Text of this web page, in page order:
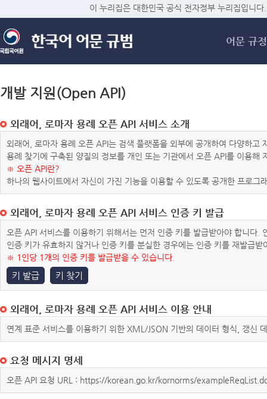
메
이 누리집은 대한민국 공식 전자정부 누리집입니다.
어문 규정
개발 지원(Open API)
외래어, 로마자 용례 오픈 API 서비스 소개
외래어, 로마자 용례 오픈 API는 검색 플랫폼을 외부에 공개하여 다양하
용례 찾기에 구축된 양질의 정보를 개인 또는 기관에서 오픈 API를 이용해
※ 오픈 API란?
하나의 웹사이트에서 자신이 가진 기능을 이용할 수 있도록 공개한 프로그
외래어, 로마자 용례 오픈 API 서비스 인증 키 발급
오픈 API 서비스를 이용하기 위해서는 먼저 인증 키를 발급받아야 합니다
인증 키가 유효하지 않거나 인증 키를 분실한 경우에는 인증 키를 재발급받
※ 1인당 1개의 인증 키를 발급받을 수 있습니다.
키 발급 키 찾기
외래어, 로마자 용례 오픈 API 서비스 이용 안내
연계 표준 서비스를 이용하기 위한 XML/JSON 기반의 데이터 형식, 갱신
요청 메시지 명세
오픈 API 요청 URL : https://korean.go.kr/kornorms/